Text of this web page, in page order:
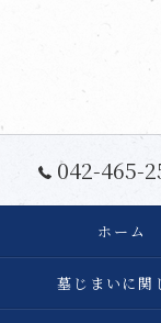
042-465-
ホーム
墓じまいに関